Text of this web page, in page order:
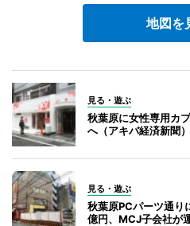
地図を
見る・遊ぶ
秋葉原に女性専用カ
へ（アキバ経済新聞）
見る・遊ぶ
秋葉原PCパーツ通り
億円、MCJ子会社が